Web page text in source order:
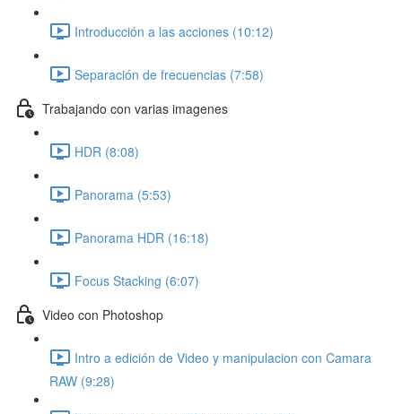
Introducción a las acciones (10:12)
Separación de frecuencias (7:58)
Trabajando con varias imagenes
HDR (8:08)
Panorama (5:53)
Panorama HDR (16:18)
Focus Stacking (6:07)
Video con Photoshop
Intro a edición de Video y manipulacion con Camara
RAW (9:28)